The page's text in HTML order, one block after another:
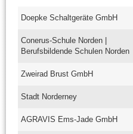
Doepke Schaltgeräte GmbH
Conerus-Schule Norden |
Berufsbildende Schulen Norden
Zweirad Brust GmbH
Stadt Norderney
AGRAVIS Ems-Jade GmbH